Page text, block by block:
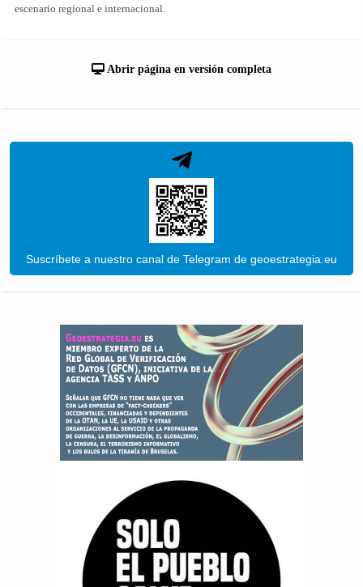
escenario regional e internacional.
Abrir página en versión completa
Suscríbete a nuestro canal de Telegram de geoestrategia.eu